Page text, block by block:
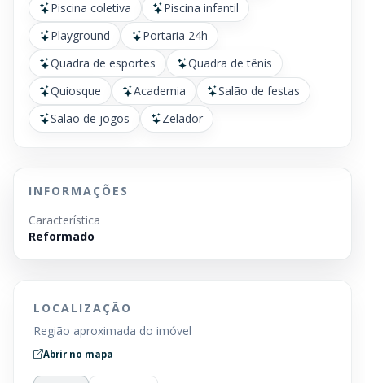
Piscina coletiva
Piscina infantil
Playground
Portaria 24h
Quadra de esportes
Quadra de tênis
Quiosque
Academia
Salão de festas
Salão de jogos
Zelador
INFORMAÇÕES
Característica
Reformado
LOCALIZAÇÃO
Região aproximada do imóvel
Abrir no mapa